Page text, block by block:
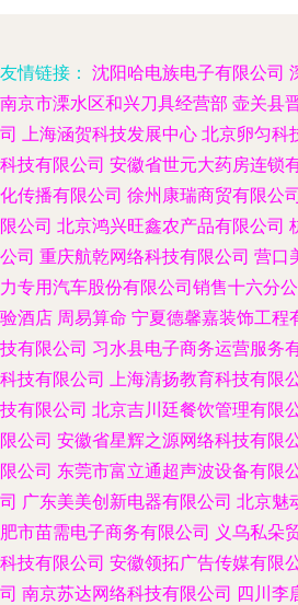
友情链接： 沈阳哈电族电子有限公司
南京市溧水区和兴刀具经营部 壶关县
司 上海涵贺科技发展中心 北京卵匀科
科技有限公司 安徽省世元大药房连锁
化传播有限公司 徐州康瑞商贸有限公
限公司 北京鸿兴旺鑫农产品有限公司
公司 重庆航乾网络科技有限公司 营口
力专用汽车股份有限公司销售十六分
验酒店 周易算命 宁夏德馨嘉装饰工程
技有限公司 习水县电子商务运营服务
科技有限公司 上海清扬教育科技有限
技有限公司 北京吉川廷餐饮管理有限
限公司 安徽省星辉之源网络科技有限
限公司 东莞市富立通超声波设备有限
司 广东美美创新电器有限公司 北京魅
肥市苗需电子商务有限公司 义乌私朵
科技有限公司 安徽领拓广告传媒有限
司 南京苏达网络科技有限公司 四川李